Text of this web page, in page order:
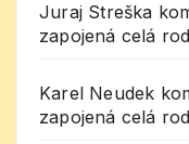
Juraj Streška
zapojená celá
Karel Neudek
zapojená celá